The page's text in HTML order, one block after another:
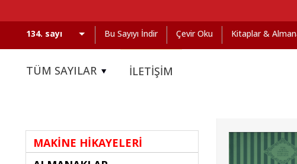
Bu Sayıyı İndir Çevir Oku Kitaplar &
TÜM SAYILAR İLETİŞİM
MAKİNE HİKAYELERİ